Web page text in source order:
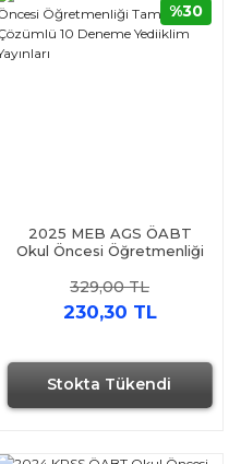
Stokta Tükendi
2025 MEB AGS ÖABT
Okul Öncesi Öğretmenliği
Deneme Yediiklim Yayınları
329,00 TL
230,30 TL
%30